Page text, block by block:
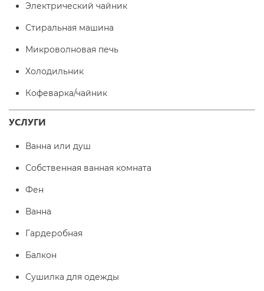
Электрический чайник
Стиральная машина
Микроволновая печь
Холодильник
Кофеварка/чайник
УСЛУГИ
Ванна или душ
Собственная ванная комната
Фен
Ванна
Гардеробная
Балкон
Сушилка для одежды